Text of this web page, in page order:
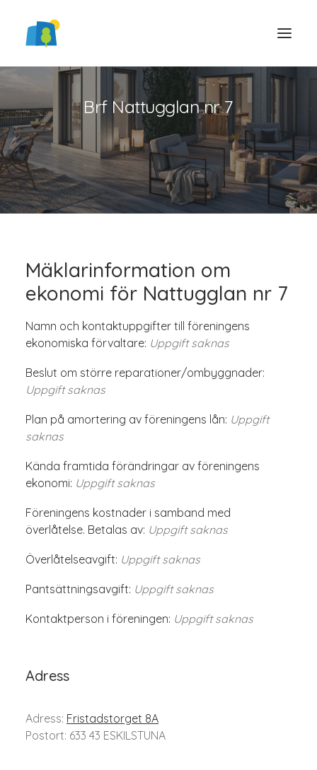
Brf Nattugglan nr 7
Mäklarinformation om
ekonomi för Nattugglan nr 7
Namn och kontaktuppgifter till föreningens
ekonomiska förvaltare: Uppgift saknas
Beslut om större reparationer/ombyggnader:
Uppgift saknas
Plan på amortering av föreningens lån: Uppgift
saknas
Kända framtida förändringar av föreningens
ekonomi: Uppgift saknas
Föreningens kostnader i samband med
överlåtelse. Betalas av: Uppgift saknas
Överlåtelseavgift: Uppgift saknas
Pantsättningsavgift: Uppgift saknas
Kontaktperson i föreningen: Uppgift saknas
Adress
Adress: Fristadstorget 8A
Postort: 633 43 ESKILSTUNA